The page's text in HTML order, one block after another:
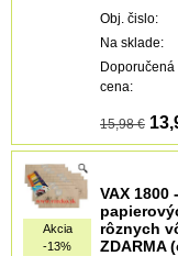
Obj. čislo:
Na sklade:
Doporučená
cena:
15,98 €
Akcia
-13%
VAX
rôznych
ZDARMA